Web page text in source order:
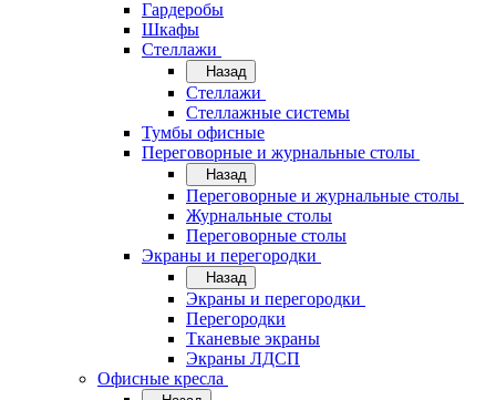
Гардеробы
Шкафы
Стеллажи
Назад
Стеллажи
Стеллажные системы
Тумбы офисные
Переговорные и журнальные столы
Назад
Переговорные и журнальные столы
Журнальные столы
Переговорные столы
Экраны и перегородки
Назад
Экраны и перегородки
Перегородки
Тканевые экраны
Экраны ЛДСП
Офисные кресла